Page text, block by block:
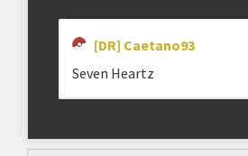
[DR] Caetano93
Seven Heartz